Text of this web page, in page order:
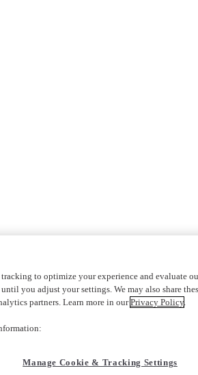
to optimize your experience and evaluate
you adjust your settings. We may also share
partners. Learn more in ourPrivacy Policy.
Manage Cookie & Tracking Settings